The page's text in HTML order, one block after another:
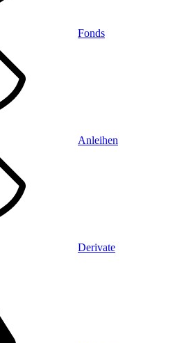
Fonds
Anleihen
Derivate